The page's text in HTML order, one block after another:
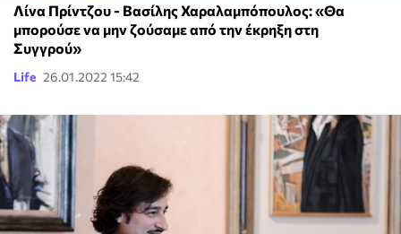
Λίνα Πρίντζου - Βασίλης Χαραλαμπόπουλος: «Θα
μπορούσε να μην ζούσαμε από την έκρηξη στη
Συγγρού»
Life 26.01.2022 15:42